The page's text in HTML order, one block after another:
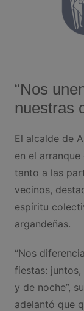
“Nos
nuestras
El alcalde de
en el
tanto a las
vecinos,
espíritu
argandeñas.
“Nos
fiestas:
y de noche”,
adelantó que